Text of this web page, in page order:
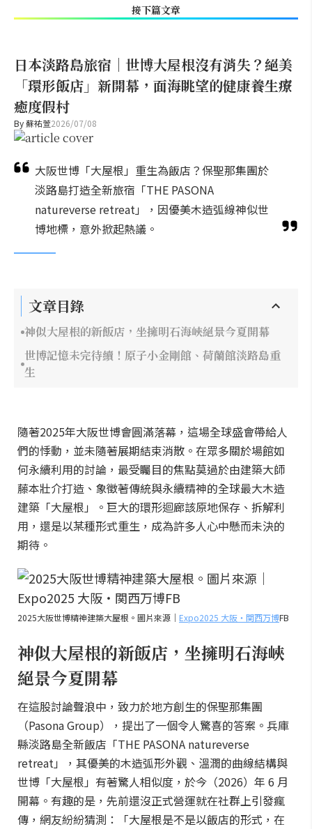
接下篇文章
日本淡路島旅宿｜世博大屋根沒有消失？絕美
「環形飯店」新開幕，面海眺望的健康養生療
癒度假村
By蘇祐萱2026/07/08
大阪世博「大屋根」重生為飯店？保聖那集團於
淡路島打造全新旅宿「THE PASONA
natureverse retreat」，因優美木造弧線神似世
博地標，意外掀起熱議。
文章目錄
神似大屋根的新飯店，坐擁明石海峽絕景今夏開幕
世博記憶未完待續！原子小金剛館、荷蘭館淡路島重
生
隨著2025年大阪世博會圓滿落幕，這場全球盛會帶給人
們的悸動，並未隨著展期結束消散。在眾多關於場館如
何永續利用的討論，最受矚目的焦點莫過於由建築大師
藤本壯介打造、象徵著傳統與永續精神的全球最大木造
建築「大屋根」。巨大的環形迴廊該原地保存、拆解利
用，還是以某種形式重生，成為許多人心中懸而未決的
期待。
2025大阪世博精神建築大屋根。圖片來源｜ Expo2025 大阪・関西万博FB
神似大屋根的新飯店，坐擁明石海峽
絕景今夏開幕
在這股討論聲浪中，致力於地方創生的保聖那集團
（Pasona Group），提出了一個令人驚喜的答案。兵庫
縣淡路島全新飯店「THE PASONA natureverse
retreat」，其優美的木造弧形外觀、溫潤的曲線結構與
世博「大屋根」有著驚人相似度，於今（2026）年 6 月
開幕。有趣的是，先前還沒正式營運就在社群上引發瘋
傳，網友紛紛猜測：「大屋根是不是以飯店的形式，在